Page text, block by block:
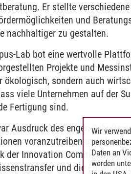
Er stellte
und
nachhaltiger zu gestalten.
Lab bot eine wertvolle
Projekte und
ökologisch, sondern auch
viele Unternehmen auf der
Fertigung sind.
Ausdruck des engen
voranzutreiben und
der Innovation Community
und die
Wir
Daten an
werden